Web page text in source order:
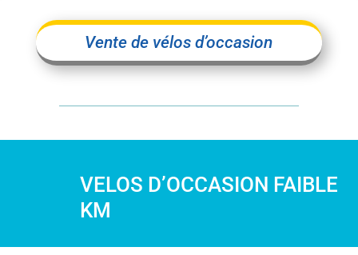
Vente de vélos d’occasion
VELOS D’OCCASION FAIBLE
KM